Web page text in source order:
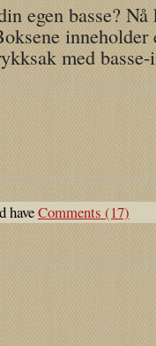
egen basse?
med
haveComments (17)